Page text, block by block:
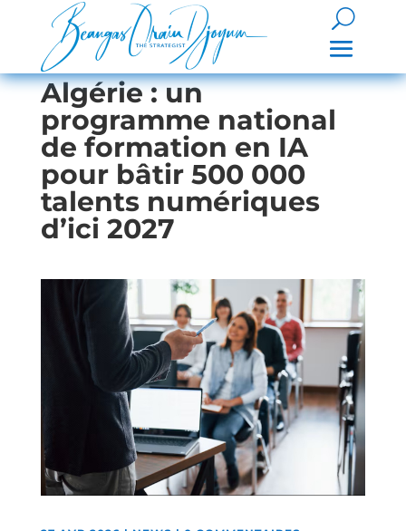
Algérie : un
programme national
de formation en IA
pour bâtir 500 000
talents numériques
d’ici 2027